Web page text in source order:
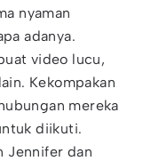
nyaman
adanya.
video lucu,
Kekompakan
mereka
diikuti.
Jennifer dan